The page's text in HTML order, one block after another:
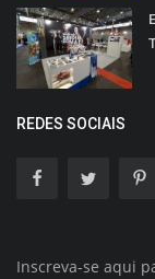
REDES SOCIAIS
Inscreva-se aqui